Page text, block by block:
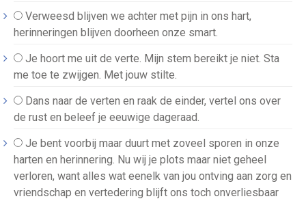
Verweesd blijven we achter met pijn in ons hart,
herinneringen blijven doorheen onze smart.
Je hoort me uit de verte. Mijn stem bereikt je niet. Sta
me toe te zwijgen. Met jouw stilte.
Dans naar de verten en raak de einder, vertel ons over
de rust en beleef je eeuwige dageraad.
Je bent voorbij maar duurt met zoveel sporen in onze
harten en herinnering. Nu wij je plots maar niet geheel
verloren, want alles wat eenelk van jou ontving aan zorg en
vriendschap en vertedering blijft ons toch onverliesbaar